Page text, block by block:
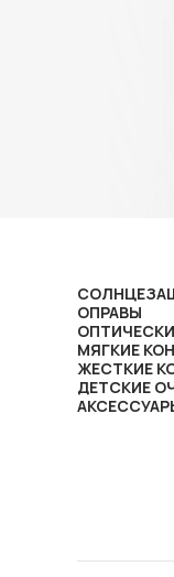
ОПРАВЫ
МЯГКИЕ
ЖЕСТКИЕ
ДЕТСКИЕ